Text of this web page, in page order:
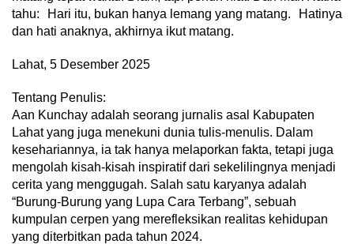
tahu: Hari itu, bukan hanya lemang yang matang. Hatinya
dan hati anaknya, akhirnya ikut matang.
Lahat, 5 Desember 2025
Tentang Penulis:
Aan Kunchay adalah seorang jurnalis asal Kabupaten
Lahat yang juga menekuni dunia tulis-menulis. Dalam
kesehariannya, ia tak hanya melaporkan fakta, tetapi juga
mengolah kisah-kisah inspiratif dari sekelilingnya menjadi
cerita yang menggugah. Salah satu karyanya adalah
“Burung-Burung yang Lupa Cara Terbang”, sebuah
kumpulan cerpen yang merefleksikan realitas kehidupan
yang diterbitkan pada tahun 2024.